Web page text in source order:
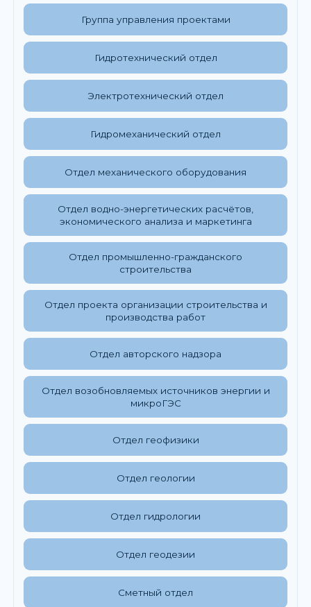
Группа управления проектами
Гидротехнический отдел
Электротехнический отдел
Гидромеханический отдел
Отдел механического оборудования
Отдел водно-энергетических расчётов,
экономического анализа и маркетинга
Отдел промышленно-гражданского
строительства
Отдел проекта организации строительства и
производства работ
Отдел авторского надзора
Отдел возобновляемых источников энергии и
микроГЭС
Отдел геофизики
Отдел геологии
Отдел гидрологии
Отдел геодезии
Сметный отдел